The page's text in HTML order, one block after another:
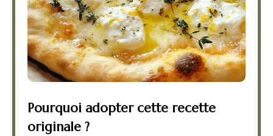
Pourquoi adopter cette recette
originale ?